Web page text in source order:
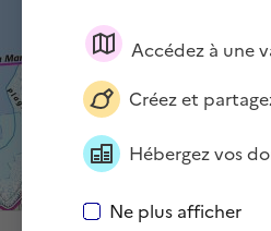
Accédez à une
Créez et
Hébergez vos
Ne plus afficher